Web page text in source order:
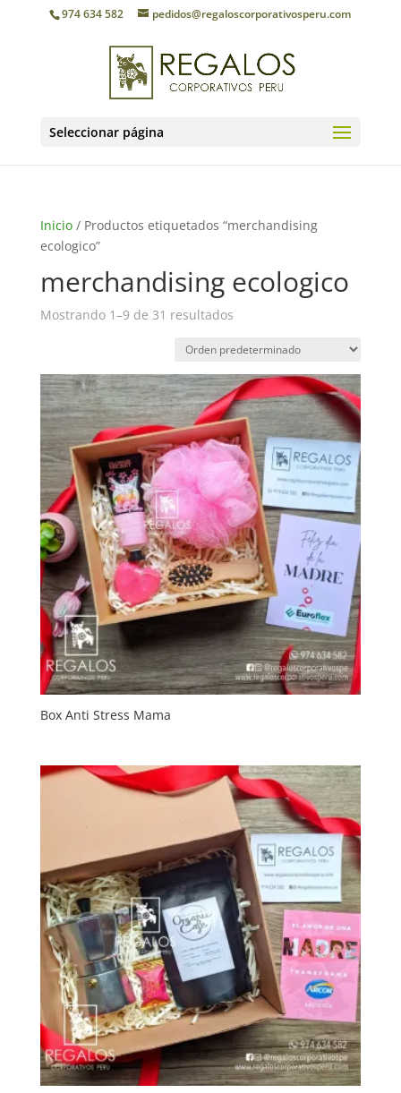
974 634 582 pedidos@regaloscorporativosperu.com
Seleccionar página
Inicio/ Productos etiquetados “merchandising
ecologico”
merchandising ecologico
Mostrando 1–9 de 31 resultados
Box Anti Stress Mama